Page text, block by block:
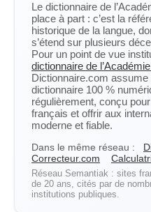
Le dictionnaire de
place à part : c’est la
historique de la langue,
s’étend sur plusieurs
Pour un point de vue
dictionnaire de
Dictionnaire.com
dictionnaire 100 %
régulièrement, conçu
français et offrir aux
moderne et fiable.
Dans le même réseau :
Correcteur.com
Réseau Semantiak : sites
de 20 ans, cités par de
institutions publiques.